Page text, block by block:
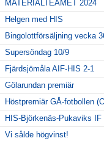
MATERIALTEAMET 2024
Helgen med HIS
Bingolottförsäljning vecka
Supersöndag 10/9
Fjärdsjömåla AIF-HIS 2-1
Gölarundan premiär
Höstpremiär GÅ-fotbollen
HIS-Björkenäs-Pukaviks IF
Vi sålde högvinst!